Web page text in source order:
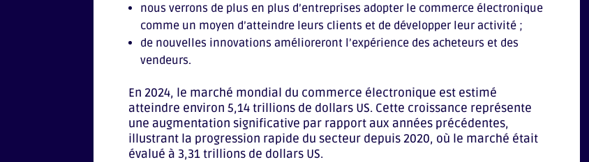
nous verrons de plus en plus d’entreprises adopter le commerce électronique
comme un moyen d’atteindre leurs clients et de développer leur activité ;
de nouvelles innovations amélioreront l’expérience des acheteurs et des
vendeurs.
En 2024, le marché mondial du commerce électronique est estimé
atteindre environ 5,14 trillions de dollars US. Cette croissance représente
une augmentation significative par rapport aux années précédentes,
illustrant la progression rapide du secteur depuis 2020, où le marché était
évalué à 3,31 trillions de dollars US​.